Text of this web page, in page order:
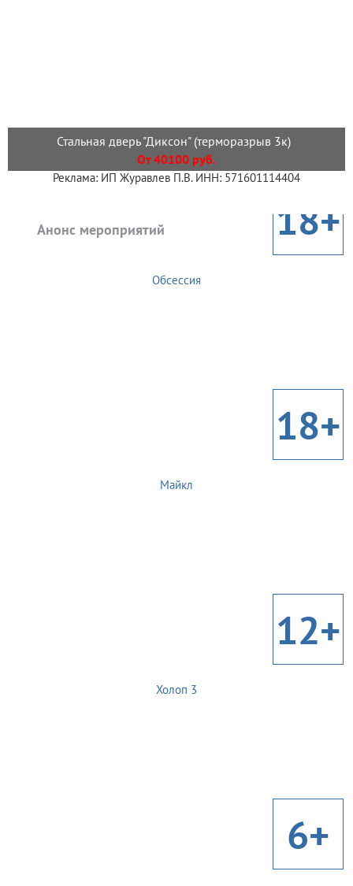
Стальная дверь "Диксон" (терморазрыв 3к)
От 40100 руб.
Реклама: ИП Журавлев П.В. ИНН: 571601114404
Анонс мероприятий 18+
Обсессия
18+
Майкл
12+
Холоп 3
6+